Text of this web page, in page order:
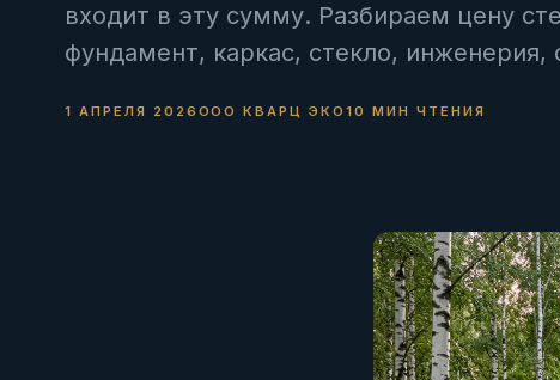
входит в эту сумму. Разбираем цену
фундамент, каркас, стекло, инженерия,
1 АПРЕЛЯ 2026 ООО КВАРЦ ЭКО10 МИН ЧТЕНИЯ